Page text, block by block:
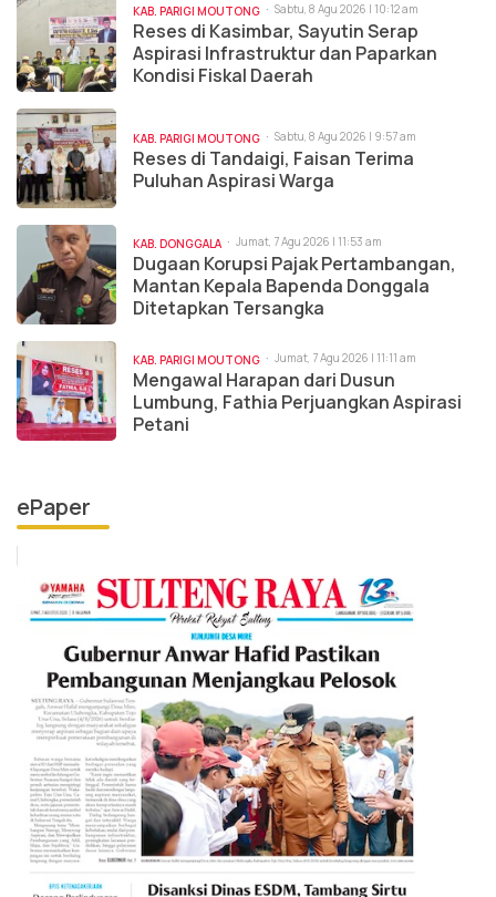
KAB. PARIGI MOUTONG Sabtu, 8 Agu 2026 | 10:12 am
Reses di Kasimbar, Sayutin Serap
Aspirasi Infrastruktur dan Paparkan
Kondisi Fiskal Daerah
KAB. PARIGI MOUTONG Sabtu, 8 Agu 2026 | 9:57 am
Reses di Tandaigi, Faisan Terima
Puluhan Aspirasi Warga
KAB. DONGGALA Jumat, 7 Agu 2026 | 11:53 am
Dugaan Korupsi Pajak Pertambangan,
Mantan Kepala Bapenda Donggala
Ditetapkan Tersangka
KAB. PARIGI MOUTONG Jumat, 7 Agu 2026 | 11:11 am
Mengawal Harapan dari Dusun
Lumbung, Fathia Perjuangkan Aspirasi
Petani
ePaper